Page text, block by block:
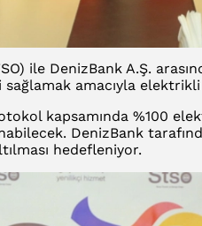
ile DenizBank A.Ş.
amacıyla
kapsamında %100
DenizBank
hedefleniyor.